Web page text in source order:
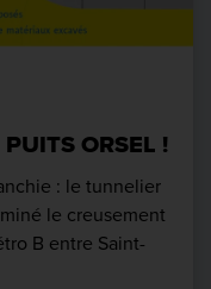
ORSEL !
: le tunnelier
le creusement
B entre Saint-